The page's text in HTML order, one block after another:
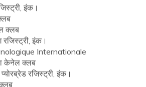
इंक।
क्लब
इंक।
Internationale
केनेल क्लब
रजिस्ट्री, इंक।